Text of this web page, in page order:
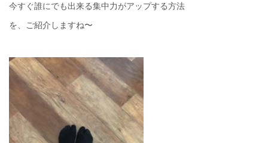
今すぐ誰にでも出来る集中力がアップする方法
を、ご紹介しますね〜